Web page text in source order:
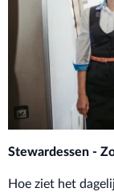
Stewardessen -
Hoe ziet het